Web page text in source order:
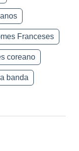
Franceses
coreano
banda